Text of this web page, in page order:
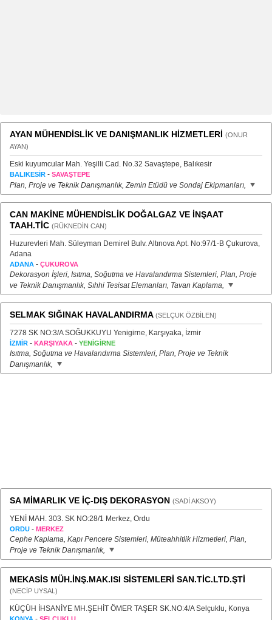
AYAN MÜHENDİSLİK VE DANIŞMANLIK HİZMETLERİ (ONUR
AYAN)
Eski kuyumcular Mah. Yeşilli Cad. No.32 Savaştepe, Balıkesir
BALIKESİR - SAVAŞTEPE
Plan, Proje ve Teknik Danışmanlık, Zemin Etüdü ve Sondaj Ekipmanları,
CAN MAKİNE MÜHENDİSLİK DOĞALGAZ VE İNŞAAT
TAAH.TİC (RÜKNEDİN CAN)
Huzurevleri Mah. Süleyman Demirel Bulv. Altınova Apt. No:97/1-B Çukurova,
Adana
ADANA - ÇUKUROVA
Dekorasyon İşleri, Isıtma, Soğutma ve Havalandırma Sistemleri, Plan, Proje
ve Teknik Danışmanlık, Sıhhi Tesisat Elemanları, Tavan Kaplama,
SELMAK SIĞINAK HAVALANDIRMA (SELÇUK ÖZBİLEN)
7278 SK NO:3/A SOĞUKKUYU Yenigirne, Karşıyaka, İzmir
İZMİR - KARŞIYAKA - YENİGİRNE
Isıtma, Soğutma ve Havalandırma Sistemleri, Plan, Proje ve Teknik
Danışmanlık,
SA MİMARLIK VE İÇ-DIŞ DEKORASYON (SADİ AKSOY)
YENİ MAH. 303. SK NO:28/1 Merkez, Ordu
ORDU - MERKEZ
Cephe Kaplama, Kapı Pencere Sistemleri, Müteahhitlik Hizmetleri, Plan,
Proje ve Teknik Danışmanlık,
MEKASİS MÜH.İNŞ.MAK.ISI SİSTEMLERİ SAN.TİC.LTD.ŞTİ
(NECİP UYSAL)
KÜÇÜH İHSANİYE MH.ŞEHİT ÖMER TAŞER SK.NO:4/A Selçuklu, Konya